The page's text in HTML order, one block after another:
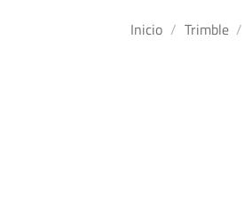
Inicio / Trimble /